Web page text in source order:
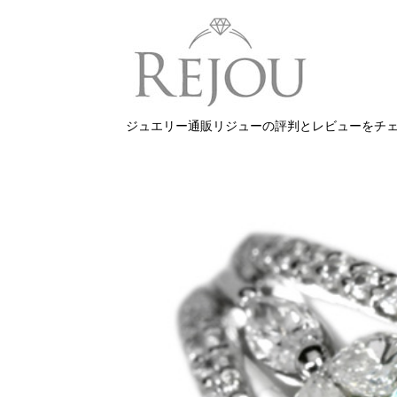
ジュエリー通販リジューの評判とレビューをチ